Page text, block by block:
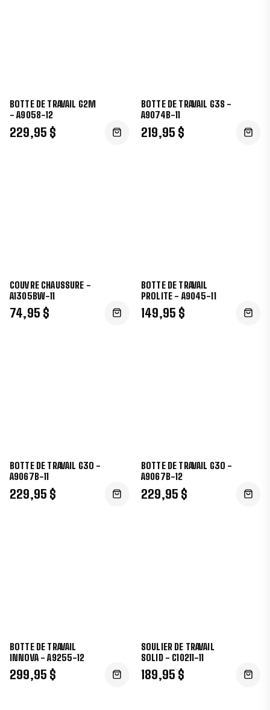
BOTTE DE TRAVAIL G2M
- A9058-12
229,95 $
BOTTE DE TRAVAIL G3S -
A9074B-11
219,95 $
COUVRE CHAUSSURE -
A1305BW-11
74,95 $
BOTTE DE TRAVAIL
PROLITE - A9045-11
149,95 $
BOTTE DE TRAVAIL G3O -
A9067B-11
229,95 $
BOTTE DE TRAVAIL G3O -
A9067B-12
229,95 $
BOTTE DE TRAVAIL
INNOVA - A9255-12
299,95 $
SOULIER DE TRAVAIL
SOLID - C10211-11
189,95 $